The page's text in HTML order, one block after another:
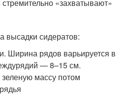
«захватывают»
высадки сидератов:
Ширина рядов варьируется в
— 8–15 см.
массу потом